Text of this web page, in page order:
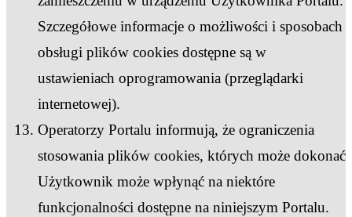
Szczegółowe informacje o możliwości i sposobach
obsługi plików cookies dostępne są w
ustawieniach oprogramowania (przeglądarki
internetowej).
Operatorzy Portalu informują, że ograniczenia
stosowania plików cookies, których może dokonać
Użytkownik może wpłynąć na niektóre
funkcjonalności dostępne na niniejszym Portalu.